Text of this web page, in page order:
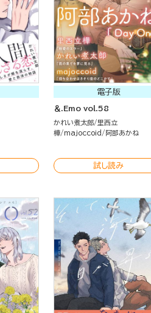
電子版
＆.Emo vol.58
かれい煮太郎
里西立
樺
majoccoid 阿部あかね
試し読み